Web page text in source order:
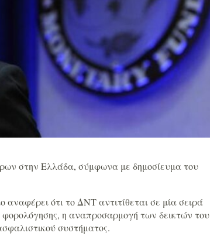
στην Ελλάδα, σύμφωνα με δημοσίευμα του
ότι το ΔΝΤ αντιτίθεται σε μία σειρά
η αναπροσαρμογή των δεικτών του
συστήματος.